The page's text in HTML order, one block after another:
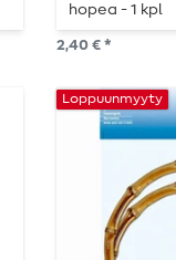
hopea - 1 kpl
2,40 € *
Loppuunmyyty